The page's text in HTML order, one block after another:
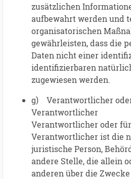
zusätzlichen
aufbewahrt werden und
organisatorischen
gewährleisten, dass die
Daten nicht einer
identifizierbaren
zugewiesen werden.
g) Verantwortlicher
Verantwortlicher
Verantwortlicher oder
Verantwortlicher ist die
juristische Person,
andere Stelle, die allein
anderen über die